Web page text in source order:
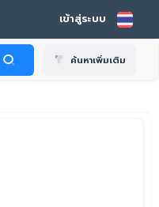
เข้าสู่ระบบ
ค้นหาเพิ่มเติม